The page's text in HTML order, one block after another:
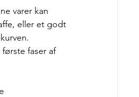
varer kan
eller et godt
faser af